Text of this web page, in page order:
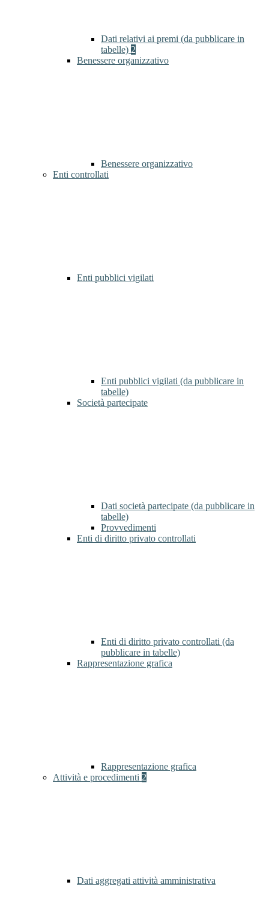
Dati relativi ai premi (da pubblicare in
tabelle) 2
Benessere organizzativo
Benessere organizzativo
Enti controllati
Enti pubblici vigilati
Enti pubblici vigilati (da pubblicare in
tabelle)
Società partecipate
Dati società partecipate (da pubblicare in
tabelle)
Provvedimenti
Enti di diritto privato controllati
Enti di diritto privato controllati (da
pubblicare in tabelle)
Rappresentazione grafica
Rappresentazione grafica
Attività e procedimenti 2
Dati aggregati attività amministrativa